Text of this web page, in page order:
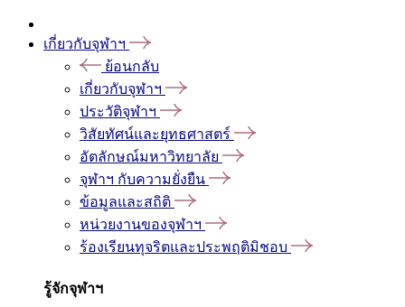
เกี่ยวกับจุฬาฯ
ย้อนกลับ
เกี่ยวกับจุฬาฯ
ประวัติจุฬาฯ
วิสัยทัศน์และยุทธศาสตร์
อัตลักษณ์มหาวิทยาลัย
จุฬาฯ กับความยั่งยืน
ข้อมูลและสถิติ
หน่วยงานของจุฬาฯ
ร้องเรียนทุจริตและประพฤติมิชอบ
รู้จักจุฬาฯ